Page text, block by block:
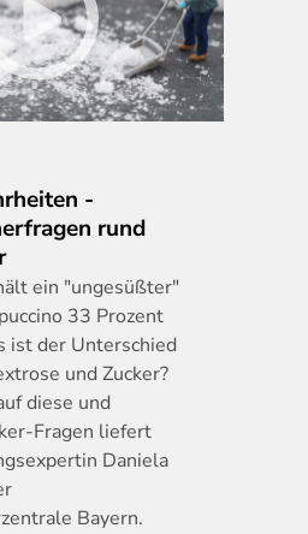
-
rund
ein "ungesüßter"
33 Prozent
ist der Unterschied
und Zucker?
diese und
Fragen liefert
Daniela
Bayern.